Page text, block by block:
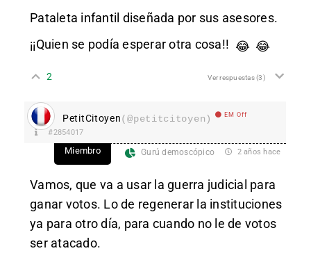
Pataleta infantil diseñada por sus asesores.
¡¡Quien se podía esperar otra cosa!! 😂 😂
2 Ver respuestas(3)
PetitCitoyen(@petitcitoyen) EM Off
#2854017
Miembro Gurú demoscópico 2 años hace
Vamos, que va a usar la guerra judicial para
ganar votos. Lo de regenerar la instituciones
ya para otro día, para cuando no le de votos
ser atacado.